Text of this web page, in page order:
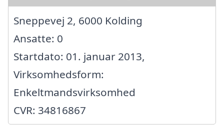
Sneppevej 2, 6000 Kolding
Ansatte: 0
Startdato: 01. januar 2013,
Virksomhedsform:
Enkeltmandsvirksomhed
CVR: 34816867